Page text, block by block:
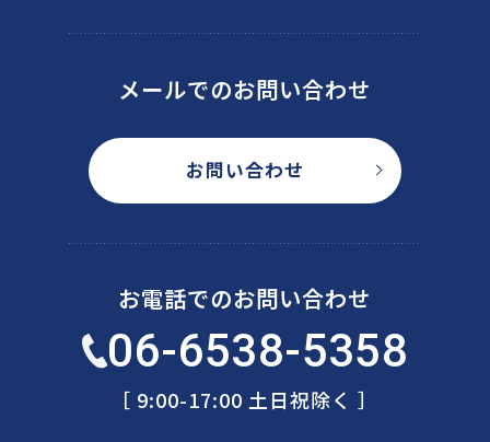
メールでのお問い合わせ
お問い合わせ
お電話でのお問い合わせ
06-6538-5358
［ 9:00-17:00 土日祝除く ］